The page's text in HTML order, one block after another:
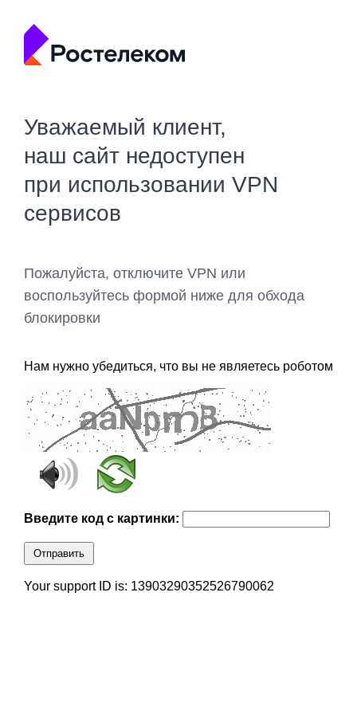
Уважаемый клиент,
наш сайт недоступен
при использовании VPN
сервисов
Пожалуйста, отключите VPN или
воспользуйтесь формой ниже для обхода
блокировки
Нам нужно убедиться, что вы не являетесь роботом
Введите код с картинки:
Отправить
Your support ID is: 13903290352526790062